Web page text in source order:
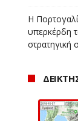
Η
υπερκέρδη
στρατηγική